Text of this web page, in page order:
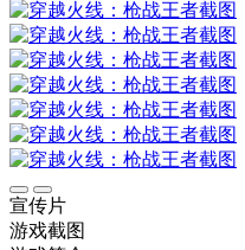
宣传片
游戏截图